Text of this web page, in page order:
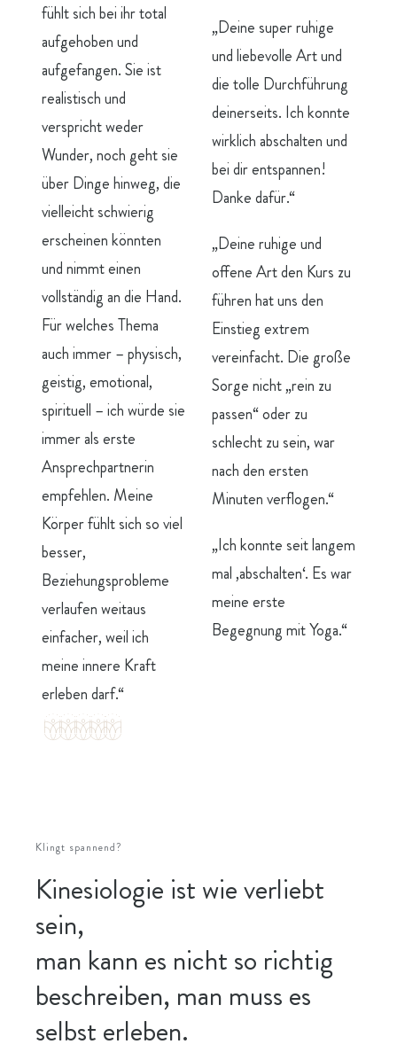
fühlt sich bei ihr total
aufgehoben und
aufgefangen. Sie ist
realistisch und
verspricht weder
Wunder, noch geht sie
über Dinge hinweg, die
vielleicht schwierig
erscheinen könnten
und nimmt einen
vollständig an die Hand.
Für welches Thema
auch immer – physisch,
geistig, emotional,
spirituell – ich würde sie
immer als erste
Ansprechpartnerin
empfehlen. Meine
Körper fühlt sich so viel
besser,
Beziehungsprobleme
verlaufen weitaus
einfacher, weil ich
meine innere Kraft
erleben darf.“
„Deine super ruhige
und liebevolle Art und
die tolle Durchführung
deinerseits. Ich konnte
wirklich abschalten und
bei dir entspannen!
Danke dafür.“
„Deine ruhige und
offene Art den Kurs zu
führen hat uns den
Einstieg extrem
vereinfacht. Die große
Sorge nicht „rein zu
passen“ oder zu
schlecht zu sein, war
nach den ersten
Minuten verflogen.“
„Ich konnte seit langem
mal ‚abschalten‘. Es war
meine erste
Begegnung mit Yoga.“
Klingt spannend?
Kinesiologie ist wie verliebt
sein,
man kann es nicht so richtig
beschreiben, man muss es
selbst erleben.